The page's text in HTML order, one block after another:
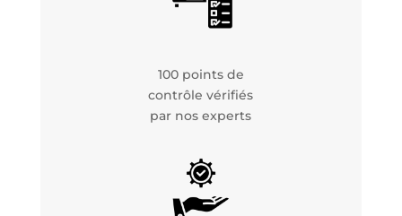
100 points de
contrôle vérifiés
par nos experts